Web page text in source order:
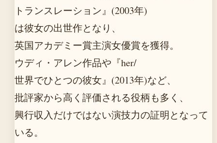
トランスレーション』(2003年)
は彼女の出世作となり、
英国アカデミー賞主演女優賞を獲得。
ウディ・アレン作品や『her/
世界でひとつの彼女』(2013年)など、
批評家から高く評価される役柄も多く、
興行収入だけではない演技力の証明となって
いる。